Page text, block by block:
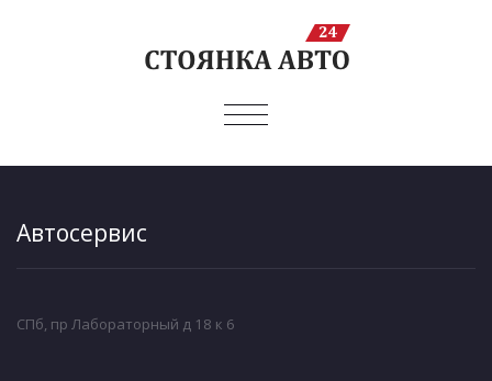
ПОКАЗАТЬ/
Автосервис
СПб, пр Лабораторный д 18 к 6